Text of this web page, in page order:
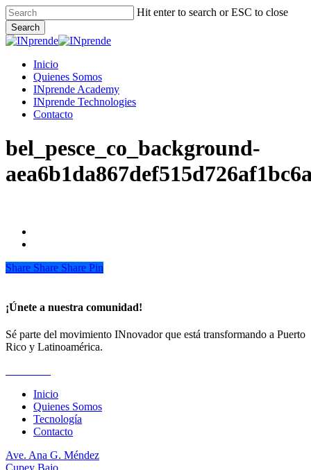
Skip
to
main
content
Hit enter to search or ESC to close
Search
Close
Menu
Inicio
Quienes Somos
INprende Academy
INprende Technologies
Contacto
bel_pesce_co_background-
Share
Share Share Share Pin
¡Únete a nuestra comunidad!
Sé parte del movimiento INnovador que está transformando a Puerto
Rico y Latinoamérica.
Inicio
Quienes Somos
Tecnología
Contacto
Ave. Ana G. Méndez